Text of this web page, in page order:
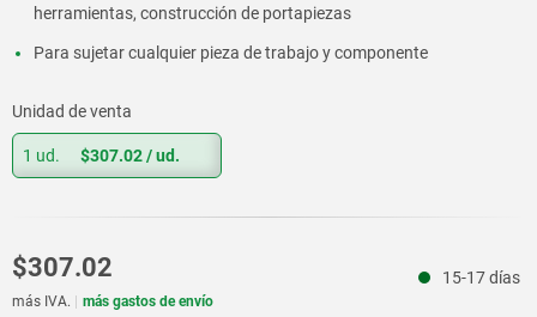
herramientas, construcción de portapiezas
Para sujetar cualquier pieza de trabajo y componente
Unidad de venta
1 ud. $307.02/ ud.
$307.02 15-17 días
más IVA. más gastos de envío